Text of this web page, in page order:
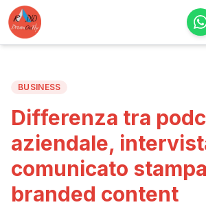
BUSINESS
Differenza tra
aziendale,
comunicato
branded content